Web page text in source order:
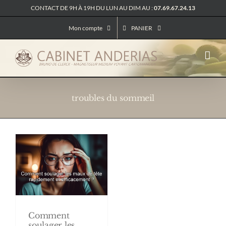
au
CONTACT DE 9H À 19H DU LUN AU DIM AU :07.69.67.24.13
Mon compte PANIER
troubles du sommeil
Comment